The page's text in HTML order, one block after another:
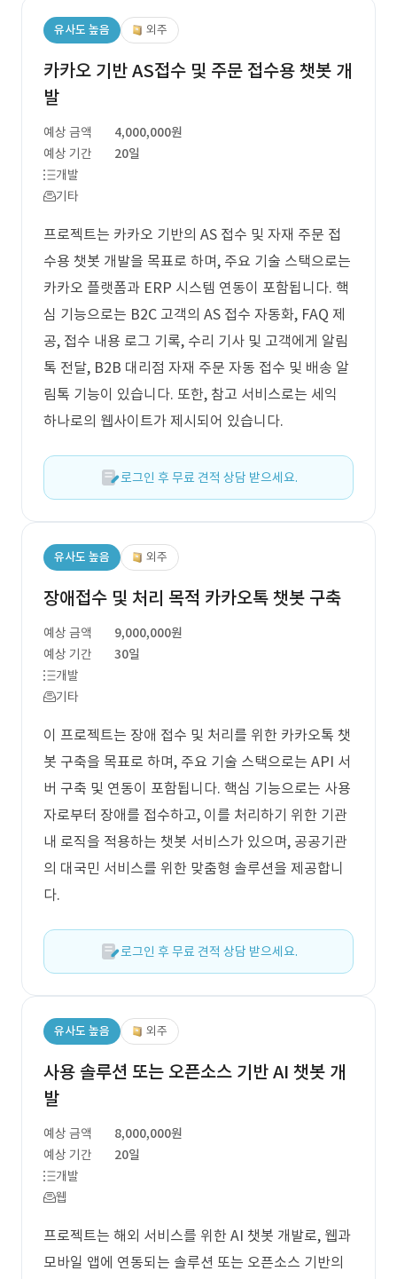
유사도 높음 외주
카카오 기반 AS접수 및 주문 접수용 챗봇 개
발
예상 금액
4,000,000원
예상 기간
20일
개발
기타
프로젝트는 카카오 기반의 AS 접수 및 자재 주문 접
수용 챗봇 개발을 목표로 하며, 주요 기술 스택으로는
카카오 플랫폼과 ERP 시스템 연동이 포함됩니다. 핵
심 기능으로는 B2C 고객의 AS 접수 자동화, FAQ 제
공, 접수 내용 로그 기록, 수리 기사 및 고객에게 알림
톡 전달, B2B 대리점 자재 주문 자동 접수 및 배송 알
림톡 기능이 있습니다. 또한, 참고 서비스로는 세익
하나로의 웹사이트가 제시되어 있습니다.
로그인 후 무료 견적 상담 받으세요.
유사도 높음 외주
장애접수 및 처리 목적 카카오톡 챗봇 구축
예상 금액
9,000,000원
예상 기간
30일
개발
기타
이 프로젝트는 장애 접수 및 처리를 위한 카카오톡 챗
봇 구축을 목표로 하며, 주요 기술 스택으로는 API 서
버 구축 및 연동이 포함됩니다. 핵심 기능으로는 사용
자로부터 장애를 접수하고, 이를 처리하기 위한 기관
내 로직을 적용하는 챗봇 서비스가 있으며, 공공기관
의 대국민 서비스를 위한 맞춤형 솔루션을 제공합니
다.
로그인 후 무료 견적 상담 받으세요.
유사도 높음 외주
사용 솔루션 또는 오픈소스 기반 AI 챗봇 개
발
예상 금액
8,000,000원
예상 기간
20일
개발
웹
프로젝트는 해외 서비스를 위한 AI 챗봇 개발로, 웹과
모바일 앱에 연동되는 솔루션 또는 오픈소스 기반의